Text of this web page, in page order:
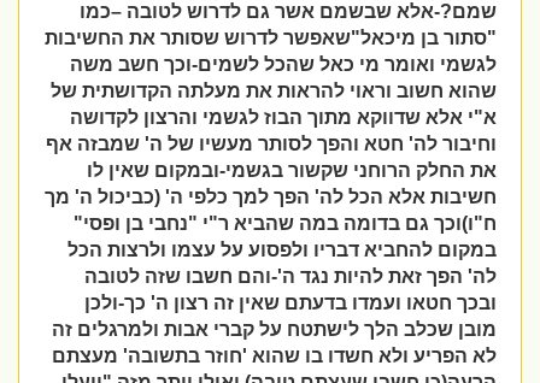
שמם?-אלא שבשמם אשר גם לדרוש לטובה –כמו
"סתור בן מיכאל"שאפשר לדרוש שסותר את החשיבות
לגשמי ואומר מי כאל שהכל לשמים-וכך חשב משה
שהוא חשוב וראוי להראות את מעלתה הקדושתית של
א"י אלא שדווקא מתוך הבוז לגשמי והרצון לקדושה
וחיבור לה' חטא והפך לסותר מעשיו של ה' שמבזה אף
את החלק הרוחני שקשור בגשמי-ובמקום שאין לו
חשיבות אלא הכל לה' הפך למך כלפי ה' (כביכול ה' מך
ח"ו)וכך גם בדומה במה שהביא ר"י "נחבי בן ופסי"
במקום להחביא דבריו ולפסוע על עצמו ולרצות הכל
לה' הפך זאת להיות נגד ה'-והם חשבו שזה לטובה
ובכך חטאו ועמדו בדעתם שאין זה רצון ה' כך-ולכן
מובן שכלב הלך לישתטח על קברי אבות ולמרגלים זה
לא הפריע ולא חשדו בו שהוא 'חוזר בתשובה' מעצתם